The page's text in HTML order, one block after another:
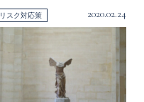
リスク対応策 2020.02.24